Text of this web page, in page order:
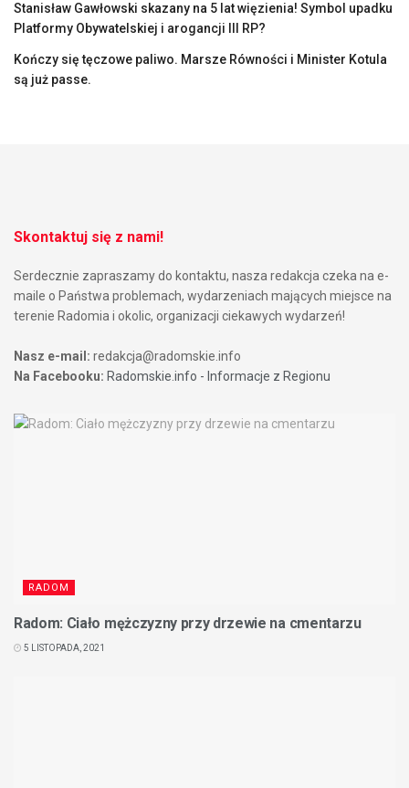
Stanisław Gawłowski skazany na 5 lat więzienia! Symbol upadku
Platformy Obywatelskiej i arogancji III RP?
Kończy się tęczowe paliwo. Marsze Równości i Minister Kotula
są już passe.
Skontaktuj się z nami!
Serdecznie zapraszamy do kontaktu, nasza redakcja czeka na e-
maile o Państwa problemach, wydarzeniach mających miejsce na
terenie Radomia i okolic, organizacji ciekawych wydarzeń!
Nasz e-mail: redakcja@radomskie.info
Na Facebooku: Radomskie.info - Informacje z Regionu
RADOM
Radom: Ciało mężczyzny przy drzewie na cmentarzu
5 LISTOPADA, 2021